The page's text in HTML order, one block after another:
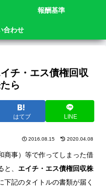
報酬基準
合わせ
チ・エス債権回収
ら
はてブ LINE
2016.08.15 2020.04.08
商事）等で作ってしまった借
、 エイチ・エス債権回収株
下記のタイトルの書類が届く